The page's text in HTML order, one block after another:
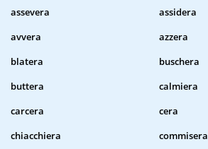
assevera
assidera
avvera
azzera
blatera
buschera
buttera
calmiera
carcera
cera
chiacchiera
commisera